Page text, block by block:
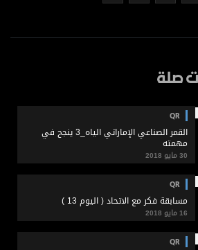
صلة
QR
القمر الصناعي الإماراتي الياه_3 ينجح في
مهمته
30 مايو 2018
QR
مسابقة فكر مع الاتحاد ( اليوم 13 )
16 مايو 2018
QR